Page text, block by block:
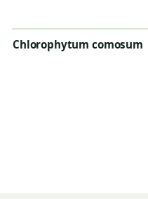
Chlorophytum comosum